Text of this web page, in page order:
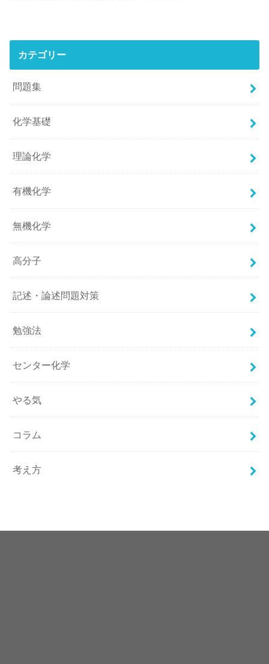
カテゴリー
問題集
化学基礎
理論化学
有機化学
無機化学
高分子
記述・論述問題対策
勉強法
センター化学
やる気
コラム
考え方